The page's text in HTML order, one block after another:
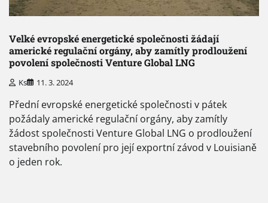
Velké evropské energetické společnosti žádají
americké regulační orgány, aby zamítly prodloužení
povolení společnosti Venture Global LNG
Ks 11. 3. 2024
Přední evropské energetické společnosti v pátek
požádaly americké regulační orgány, aby zamítly
žádost společnosti Venture Global LNG o prodloužení
stavebního povolení pro její exportní závod v Louisianě
o jeden rok.